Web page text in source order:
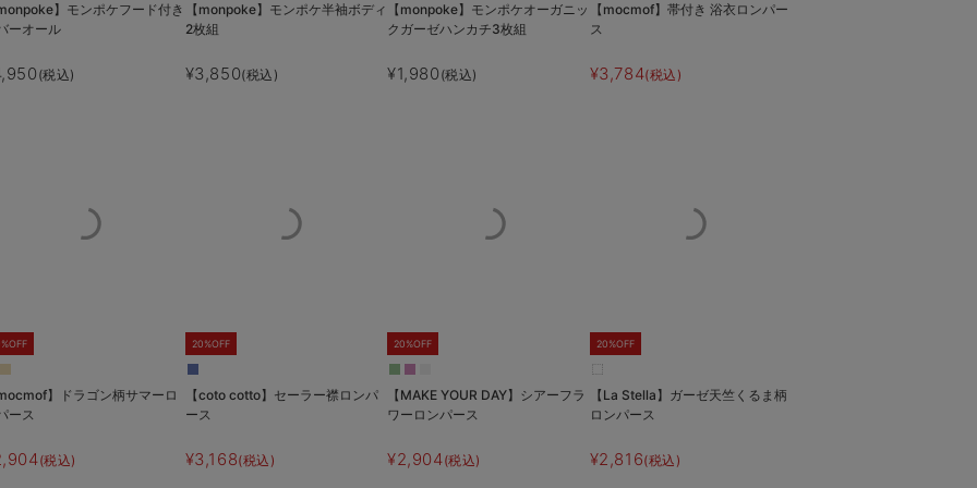
monpoke】モンポケフード付き
ーオール
(税込)
【monpoke】モンポケ半袖ボディ
2枚組
¥3,850(税込)
【monpoke】モンポケオーガニッ
クガーゼハンカチ3枚組
¥1,980 (税込)
【mocmof】帯付き 浴衣ロンパー
ス
¥3,784(税込)
mocmof】ドラゴン柄サマーロ
ース
(税込)
20%OFF
【coto cotto】セーラー襟ロンパ
ース
¥3,168(税込)
20%OFF
【MAKE YOUR DAY】シアーフラ
ワーロンパース
¥2,904(税込)
20%OFF
【La Stella】ガーゼ天竺くるま柄
ロンパース
¥2,816(税込)